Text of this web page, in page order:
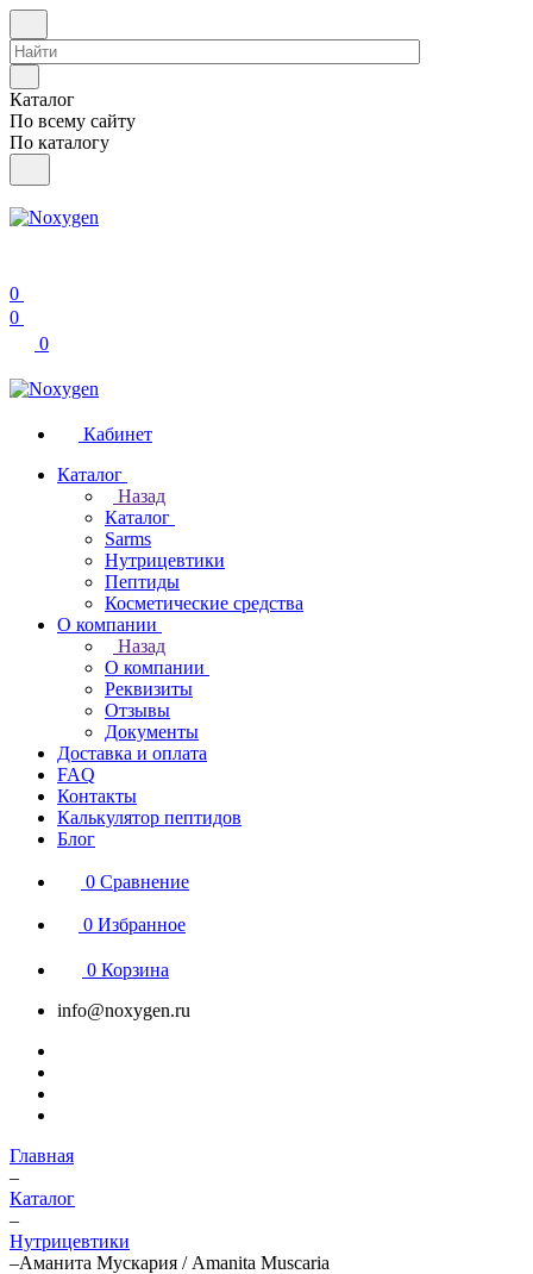
Каталог
По всему сайту
По каталогу
0
0
0
Кабинет
Каталог
Назад
Каталог
Sarms
Нутрицевтики
Пептиды
Косметические средства
О компании
Назад
О компании
Реквизиты
Отзывы
Документы
Доставка и оплата
FAQ
Контакты
Калькулятор пептидов
Блог
0 Сравнение
0 Избранное
0 Корзина
info@noxygen.ru
Главная
–
Каталог
–
Нутрицевтики
–Аманита Мускария / Amanita Muscaria